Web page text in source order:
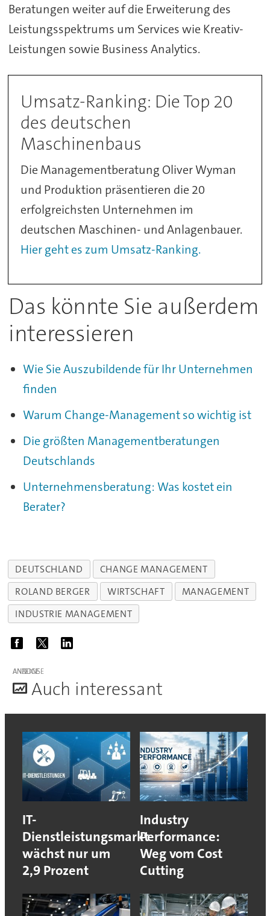
Beratungen weiter auf die Erweiterung des
Leistungsspektrums um Services wie Kreativ-
Leistungen sowie Business Analytics.
Umsatz-Ranking: Die Top 20
des deutschen
Maschinenbaus
Die Managementberatung Oliver Wyman
und Produktion präsentieren die 20
erfolgreichsten Unternehmen im
deutschen Maschinen- und Anlagenbauer.
Hier geht es zum Umsatz-Ranking.
Das könnte Sie außerdem
interessieren
Wie Sie Auszubildende für Ihr Unternehmen
finden
Warum Change-Management so wichtig ist
Die größten Managementberatungen
Deutschlands
Unternehmensberatung: Was kostet ein
Berater?
DEUTSCHLAND
CHANGE MANAGEMENT
ROLAND BERGER
WIRTSCHAFT
MANAGEMENT
INDUSTRIE MANAGEMENT
ANZEIGE
Auch interessant
IT-
Dienstleistungsmarkt
wächst nur um
2,9 Prozent
Industry
Performance:
Weg vom Cost
Cutting